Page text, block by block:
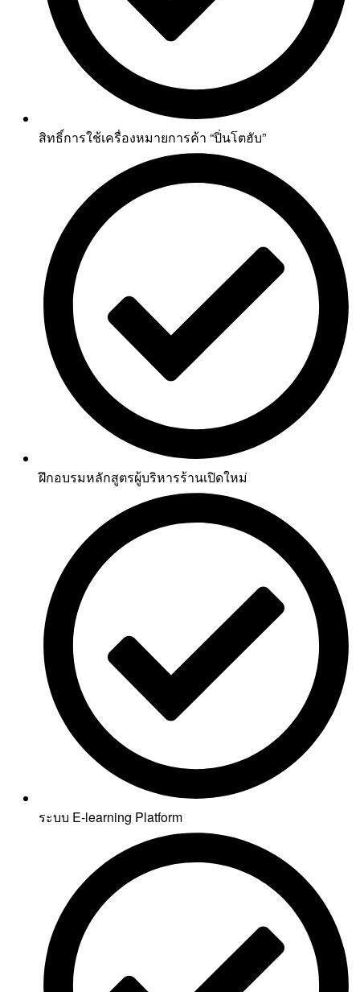
สิทธิ์การใช้เครื่องหมายการค้า “ปิ่นโตฮับ”
ฝึกอบรมหลักสูตรผู้บริหารร้านเปิดใหม่
ระบบ E-learning Platform